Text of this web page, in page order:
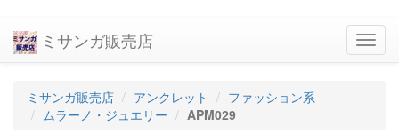
ミサンガ販売店
ミサンガ販売店 アンクレット
ファッション系
ムラーノ・ジュエリー
APM029